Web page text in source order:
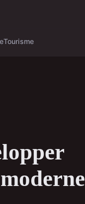
Tourisme